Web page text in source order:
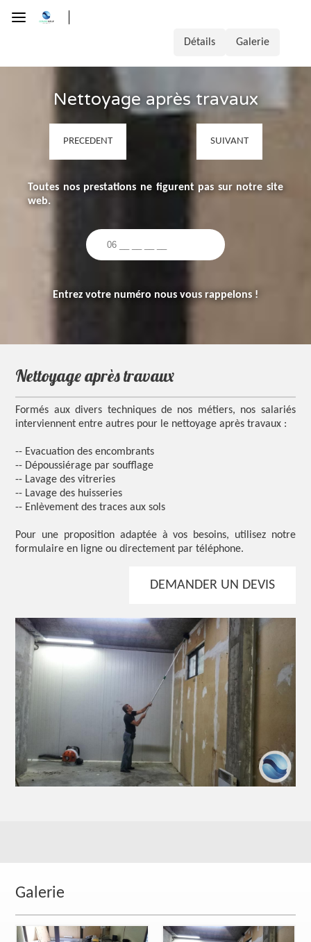
Détails Galerie
Nettoyage après travaux
PRECEDENT SUIVANT
Toutes nos prestations ne figurent pas sur notre site
web.
Entrez votre numéro nous vous rappelons !
nettoyage après travaux
Formés aux divers techniques de nos métiers, nos salariés
interviennent entre autres pour le nettoyage après travaux :
-- Evacuation des encombrants
-- Dépoussiérage par soufflage
-- Lavage des vitreries
-- Lavage des huisseries
-- Enlèvement des traces aux sols
Pour une proposition adaptée à vos besoins, utilisez notre
formulaire en ligne ou directement par téléphone.
DEMANDER UN DEVIS
Galerie